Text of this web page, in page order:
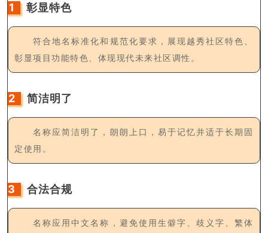
1 彰显特色
符合地名标准化和规范化要求，展现越秀社区特色、
彰显项目功能特色、体现现代未来社区调性。
2 简洁明了
名称应简洁明了，朗朗上口，易于记忆并适于长期固
定使用。
3 合法合规
名称应用中文名称，避免使用生僻字、歧义字、繁体